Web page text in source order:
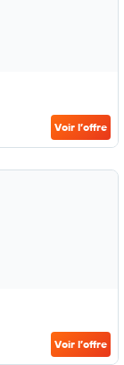
Voir l’offre
Voir l’offre